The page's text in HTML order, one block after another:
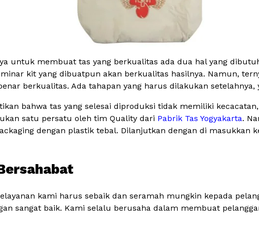
untuk membuat tas yang berkualitas ada dua hal yang
kit yang dibuatpun akan berkualitas hasilnya. Namun,
berkualitas. Ada tahapan yang harus dilakukan setelahnya,
bahwa tas yang selesai diproduksi tidak memiliki
satu persatu oleh tim Quality dari Pabrik Tas Yogyakarta.
dengan plastik tebal. Dilanjutkan dengan di
kami harus sebaik dan seramah mungkin kepada
sangat baik. Kami selalu berusaha dalam membuat